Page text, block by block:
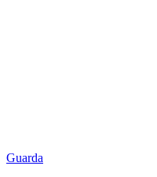
Guarda